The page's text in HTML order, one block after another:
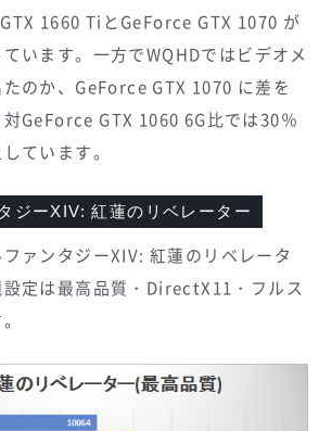
1660 TiとGeForce GTX 1070 が
います。一方でWQHDではビデオメ
のか、GeForce GTX 1070 に差を
GeForce GTX 1060 6G比では30％
ています。
ジーXIV: 紅蓮のリベレーター
ァンタジーXIV: 紅蓮のリベレータ
定は最高品質・DirectX11・フルス